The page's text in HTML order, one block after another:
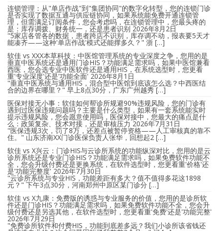
连锁管理：从"单店作战"到"集团协同"的数字化转型，您的连锁门诊
是否实现了数据互通与供应链协同，如果系统能免费开通连锁管
理，但需满足订阅条件，您会考虑吗，在连锁管理中，您最头疼的
是：库存调拨、财务统一，还是患者识别 2026年8月2日
"5家店各管各的数据，患者跨店不识别，库存调不动，报表要5天才
能凑齐——这种'单店作战'模式还能撑多久？" 浙 […]
软佳 vs XXX本草科技：中医馆管理系统的专业深度之争，您用的是
垂直中医系统还是通用门诊HIS？功能满足需求吗，如果中医馆兼看
西医，您会选专业中医软件还是通用HIS，在系统选型时，您更看
重'专业深度'还是'功能全面' 2026年8月1日
"垂直中医系统与通用HIS，混合型中医馆到底该怎么选？中西医结
合的边界在哪里？" 早上8点30分，广东广州越秀 […]
医保对接无小事：软佳如何帮诊所规避90%违规风险，您的门诊有
遇到过医保违规问题吗？主要是什么类型，如果有一套系统能实时
提示违规风险，您会愿意使用吗，医保对接中，您最大的痛点是什
么：政策复杂、技术对接，还是审核压力 2026年7月31日
"医保违规3次，罚了8万，还差点被暂停资格——人工审核真的靠不
住。" 山东济南XX门诊医保负责人张华，回想起2 […]
软佳 vs X兴云：门诊HIS与云诊所系统的功能纵深对比，您用的是云
诊所系统还是专业门诊HIS？功能满足需求吗，如果免费软件功能不
全，您会升级付费还是更换系统，在软件选型时，您更看重'价格'还
是'功能完整度' 2026年7月30日
"云诊所系统与专业HIS，功能差距有多大？值不值得多花这1898
元？" 下午3点30分，河南郑州中原区某门诊分 […]
软佳 vs X九康：免费版的诱惑与专业服务的价值，您用的是诊所软
件还是门诊HIS？功能满足需求吗，如果免费软件功能不全，您会升
级付费还是另选其他，在软件选型时，您更看重'免费'还是'功能完整'
2026年7月29日
"免费诊所软件和付费HIS，功能到底差多远？我们小诊所该省钱还